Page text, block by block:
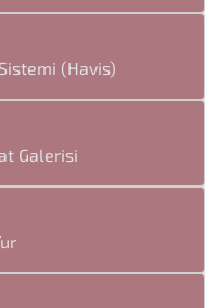
(Havis)
Galerisi